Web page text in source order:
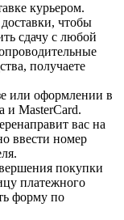
курьером.
чтобы
сдачу с любой
получаете
или оформлении в
и MasterCard.
вас на
ввести номер
покупки
платежного
форму по